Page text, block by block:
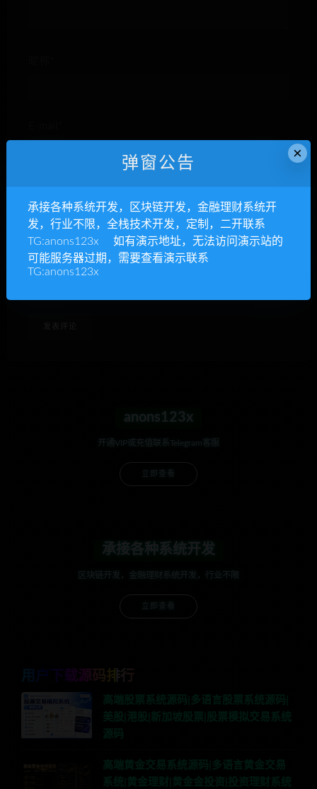
下次发表评论时，请在此浏览器中保存我的姓名、电子
anons123x
开通VIP或充值联系Telegram客服
立即查看
承接各种系统开发
区块链开发，金融理财系统开发，行业不限
立即查看
用户下载源码排行
高端股票系统源码|多语言股票系统源码|
美股|港股|新加坡股票|股票模拟交易系统
源码
高端黄金交易系统源码|多语言黄金交易
系统|黄金理财|黄金金投资|投资理财系统
×
弹窗公告
承接各种系统开发，区块链开发，金融理财系统开
发，行业不限，全栈技术开发，定制，二开联系
TG:anons123x 如有演示地址，无法访问演示站的
可能服务器过期，需要查看演示联系
TG:anons123x